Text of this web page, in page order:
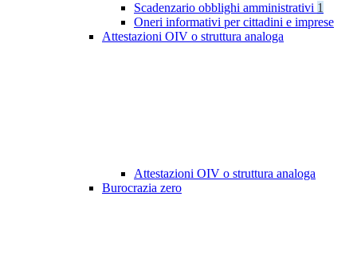
Scadenzario obblighi amministrativi 1
Oneri informativi per cittadini e imprese
Attestazioni OIV o struttura analoga
Attestazioni OIV o struttura analoga
Burocrazia zero